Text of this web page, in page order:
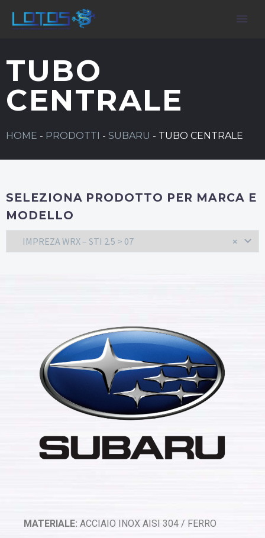
TUBO
CENTRALE
HOME - PRODOTTI - SUBARU - TUBO CENTRALE
SELEZIONA PRODOTTO PER MARCA E
MODELLO
×
IMPREZA WRX – STI 2.5 > 07
MATERIALE: ACCIAIO INOX AISI 304 / FERRO